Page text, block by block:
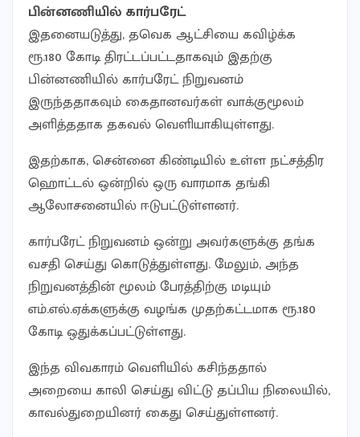
பின்னணியில் கார்பரேட்
இதனையடுத்து, தவெக ஆட்சியை கவிழ்க்க
ரூ.180 கோடி திரட்டப்பட்டதாகவும் இதற்கு
பின்னணியில் கார்பரேட் நிறுவனம்
இருந்ததாகவும் கைதானவர்கள் வாக்குமூலம்
அளித்ததாக தகவல் வெளியாகியுள்ளது.
இதற்காக, சென்னை கிண்டியில் உள்ள நட்சத்திர
ஹொட்டல் ஒன்றில் ஒரு வாரமாக தங்கி
ஆலோசனையில் ஈடுபட்டுள்ளனர்.
கார்பரேட் நிறுவனம் ஒன்று அவர்களுக்கு தங்க
வசதி செய்து கொடுத்துள்ளது. மேலும், அந்த
நிறுவனத்தின் மூலம் பேரத்திற்கு மடியும்
எம்.எல்.ஏக்களுக்கு வழங்க முதற்கட்டமாக ரூ.180
கோடி ஒதுக்கப்பட்டுள்ளது.
இந்த விவகாரம் வெளியில் கசிந்ததால்
அறையை காலி செய்து விட்டு தப்பிய நிலையில்,
காவல்துறையினர் கைது செய்துள்ளனர்.